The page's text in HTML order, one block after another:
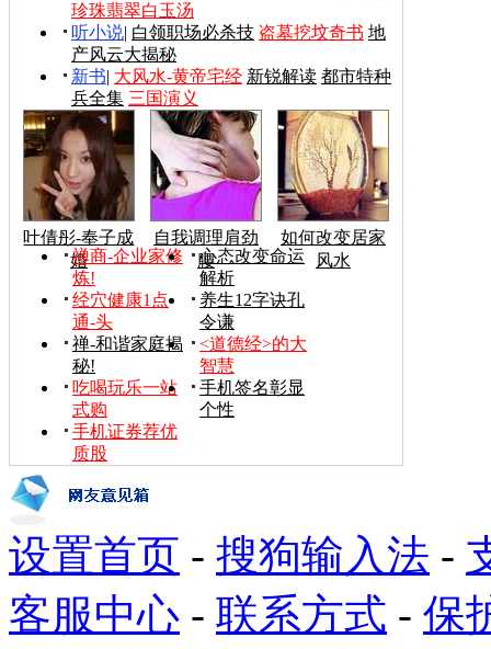
珍珠翡翠白玉汤
听小说| 白领职场必杀技 盗墓挖坟奇书 地
产风云大揭秘
新书| 大风水-黄帝宅经 新锐解读 都市特种
兵全集 三国演义
叶倩彤-奉子成
婚
自我调理肩劲
腰
如何改变居家
风水
禅商-企业家修
炼!
心态改变命运
解析
经穴健康1点
通-头
养生12字诀孔
令谦
禅-和谐家庭揭
秘!
<道德经>的大
智慧
吃喝玩乐一站
式购
手机签名彰显
个性
手机证券荐优
质股
设置首页 - 搜狗输入法 -
客服中心 - 联系方式 - 保